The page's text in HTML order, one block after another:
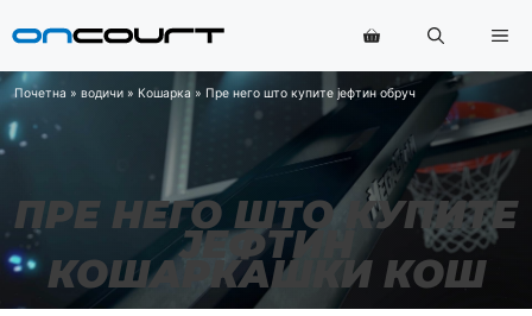
на
Почетна » водичи » Кошарка » Пре него што купите јефтин обруч
ПРЕ НЕГО ШТО КУПИТЕ
ЈЕФТИН
КОШАРКАШКИ КОШ